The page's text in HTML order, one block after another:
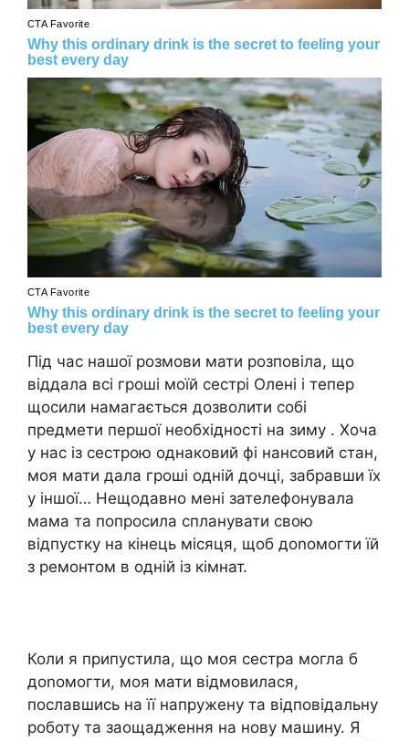
Під час нашої розмови мати розповіла, що
віддала всі гроші моїй сестрі Олені і тепер
щосили намагається дозволити собі
предмети першої необхідності на зиму . Хоча
у нас із сестрою однаковий фі нансовий стан,
моя мати дала гроші одній дочці, забравши їх
у іншої… Нещодавно мені зателефонувала
мама та попросила спланувати свою
відпустку на кінець місяця, щоб доnомогти їй
з ремонтом в одній із кімнат.
Коли я припустила, що моя сестра могла б
доnомогти, моя мати відмовилася,
пославшись на її напружену та відповідальну
роботу та заощадження на нову машину. Я